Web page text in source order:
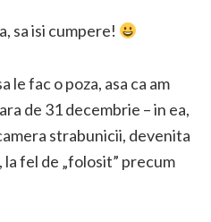
sa isi cumpere!
le fac o poza, asa ca am
de 31 decembrie – in ea,
strabunicii, devenita
fel de „folosit” precum